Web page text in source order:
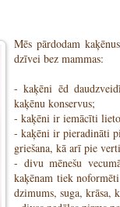
Mēs pārdodam
dzīvei bez mammas:
- kaķēni ēd
kaķēnu konservus;
- kaķēni ir iemācīti
- kaķēni ir pieradināti
griešana, kā arī pie
- divu mēnešu
kaķēnam tiek
dzimums, suga, krāsa,